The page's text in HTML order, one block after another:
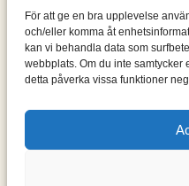
För att ge en bra upplevelse
och/eller komma åt
kan vi behandla data som
webbplats. Om du inte samtycker
detta påverka vissa funktioner
Om mig & om bloggen
S
ö
k